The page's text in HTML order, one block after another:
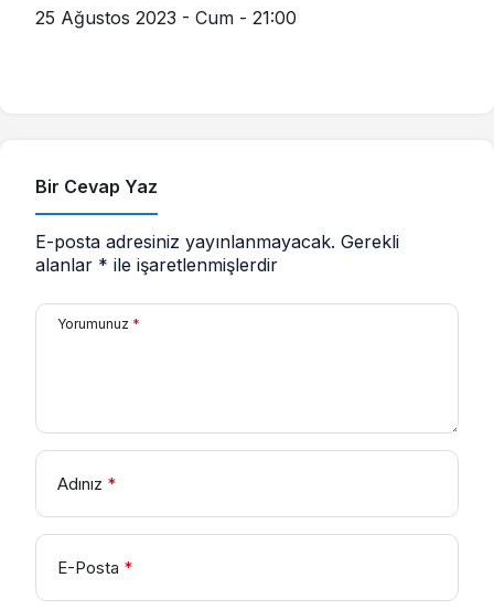
25 Ağustos 2023 - Cum - 21:00
Bir Cevap Yaz
E-posta adresiniz yayınlanmayacak. Gerekli
alanlar * ile işaretlenmişlerdir
Yorumunuz *
Adınız *
E-Posta *